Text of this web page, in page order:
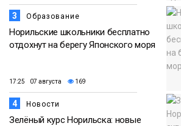
3 Образование
Норильские школьники бесплатно
отдохнут на берегу Японского моря
17:25 07 августа 169
4 Новости
Зелёный курс Норильска: новые